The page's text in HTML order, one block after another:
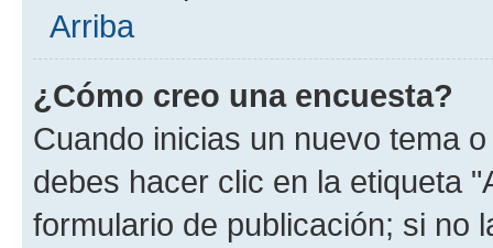
Arriba
¿Cómo creo una encuesta?
Cuando inicias un nuevo tema
debes hacer clic en la etiqueta
formulario de publicación; si no